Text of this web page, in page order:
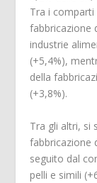
Tra i comparti
fabbricazione
industrie
(+5,4%),
della
(+3,8%).
Tra gli altri, si
fabbricazione
seguito dal
pelli e simili